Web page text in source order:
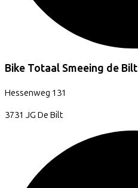
Bike Totaal Smeeing de Bilt
Hessenweg 131
3731 JG De Bilt